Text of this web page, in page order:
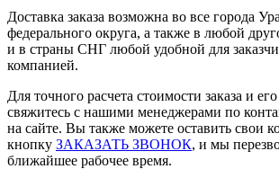
Доставка заказа возможна во все города
федерального округа, а также в любой
и в страны СНГ любой удобной для
компанией.
Для точного расчета стоимости заказа и
свяжитесь с нашими менеджерами по
на сайте. Вы также можете оставить свои
кнопку ЗАКАЗАТЬ ЗВОНОК, и мы
ближайшее рабочее время.